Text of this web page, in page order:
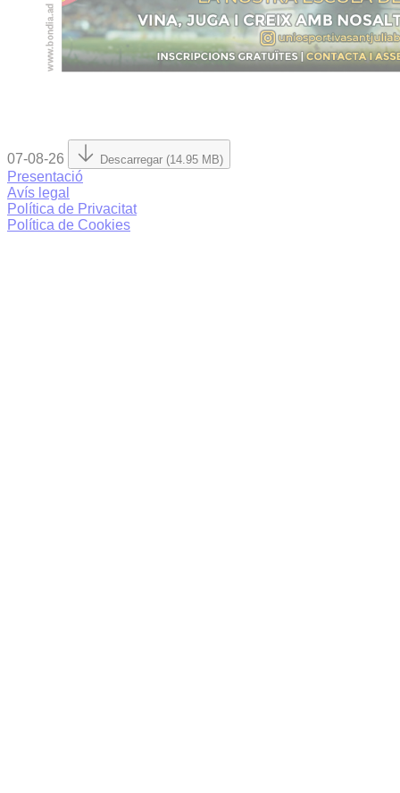
07-08-26 Descarregar (14.95 MB)
Presentació
Avís legal
Política de Privacitat
Política de Cookies